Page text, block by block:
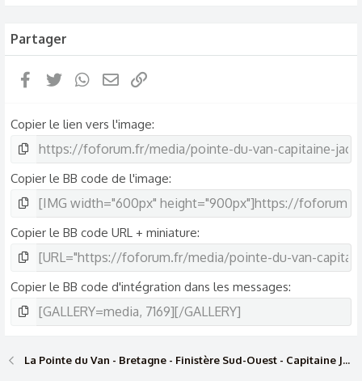
Partager
FacebookTwitterWhatsApp
Email
Copier le lien vers l'image
Copier le BB code de l'image
Copier le BB code URL + miniature
Copier le BB code d'intégration dans les messages
La Pointe du Van - Bretagne - Finistère Sud-Ouest - Capitaine Jack